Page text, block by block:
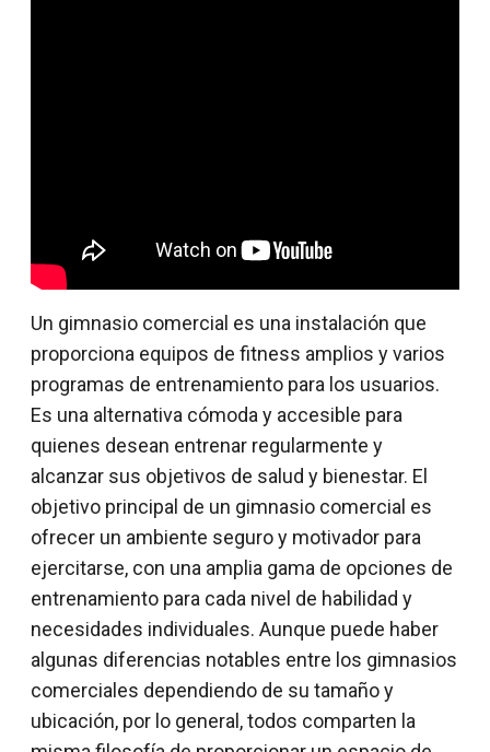
Un gimnasio comercial es una instalación que
proporciona equipos de fitness amplios y varios
programas de entrenamiento para los usuarios.
Es una alternativa cómoda y accesible para
quienes desean entrenar regularmente y
alcanzar sus objetivos de salud y bienestar. El
objetivo principal de un gimnasio comercial es
ofrecer un ambiente seguro y motivador para
ejercitarse, con una amplia gama de opciones de
entrenamiento para cada nivel de habilidad y
necesidades individuales. Aunque puede haber
algunas diferencias notables entre los gimnasios
comerciales dependiendo de su tamaño y
ubicación, por lo general, todos comparten la